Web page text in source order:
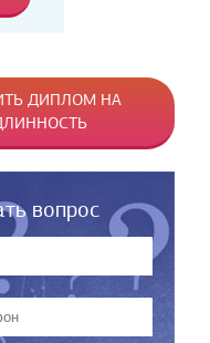
ДИПЛОМ НА
вопрос